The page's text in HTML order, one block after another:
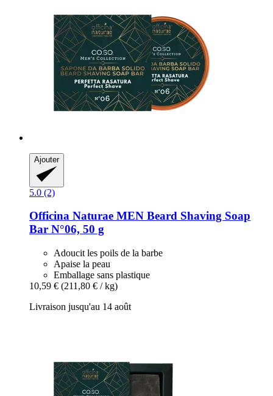
Ajouter
5.0 (2)
Officina Naturae MEN Beard Shaving Soap
Bar N°06, 50 g
Adoucit les poils de la barbe
Apaise la peau
Emballage sans plastique
10,59 € (211,80 € / kg)
Livraison jusqu'au 14 août